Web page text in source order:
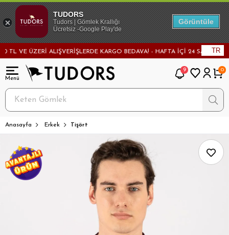
ÜZERİ ALIŞVERİŞLERDE KARGO BEDAVA! - HAFTA İÇİ 24 SAATTE TR
9 0
Anasayfa Erkek Tişört
TUDORS
Tudors | Gömlek Krallığı
Ücretsiz -Google Play'de
Görüntüle